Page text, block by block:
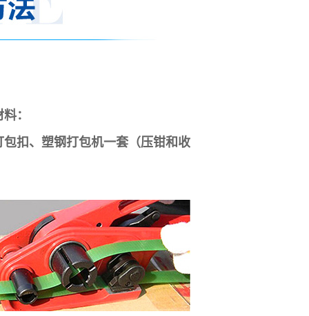
：
包扣、塑钢打包机一套（压钳和收